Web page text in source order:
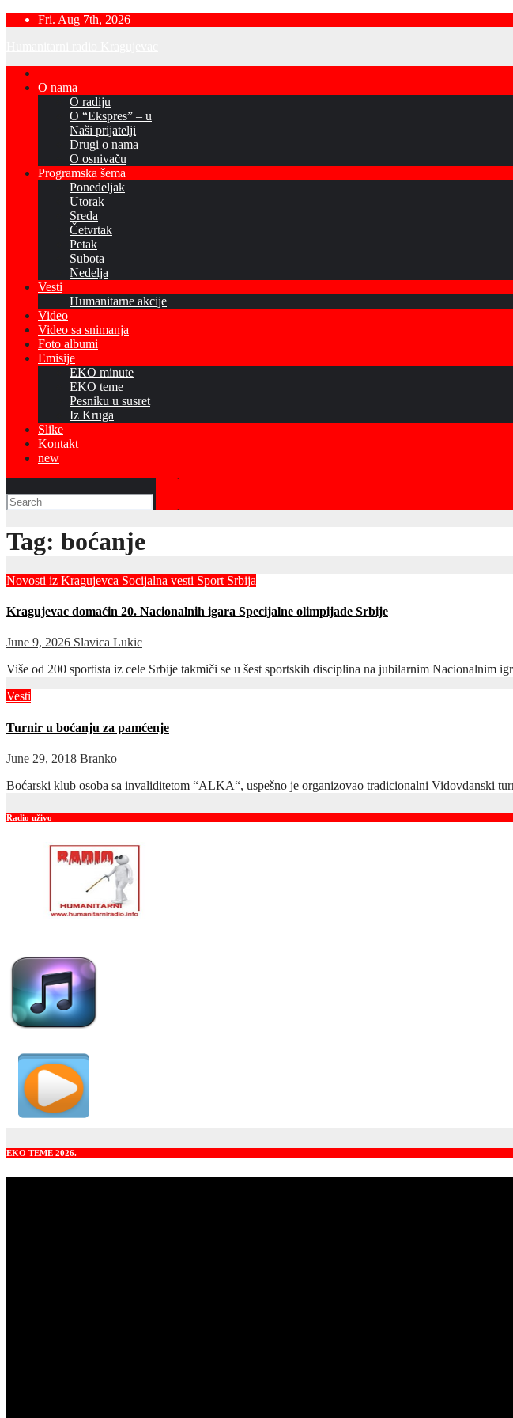
Skip
Fri. Aug 7th, 2026
O nama
O radiju
O “Ekspres” – u
Naši prijatelji
Drugi o nama
O osnivaču
Programska šema
Ponedeljak
Utorak
Sreda
Četvrtak
Petak
Subota
Nedelja
Vesti
Humanitarne akcije
Video
Video sa snimanja
Foto albumi
Emisije
EKO minute
EKO teme
Pesniku u susret
Iz Kruga
Slike
Kontakt
new
Tag: boćanje
Novosti iz Kragujevca Socijalna vesti Sport Srbija
Kragujevac domaćin 20. Nacionalnih igara Specijalne olimpijade Srbije
June 9, 2026 Slavica Lukic
Više od 200 sportista iz cele Srbije takmiči se u šest sportskih disciplina na jubilarnim
Vesti
Turnir u boćanju za pamćenje
June 29, 2018 Branko
Boćarski klub osoba sa invaliditetom “ALKA“, uspešno je organizovao tradicionalni Vidovdanski
Radio uživo
EKO TEME 2026.